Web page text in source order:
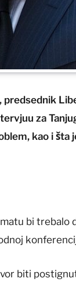
predsednik
za
kao i šta
bi trebalo
biti